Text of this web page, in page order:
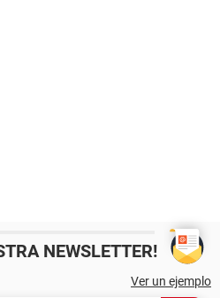
NEWSLETTER!
Ver un ejemplo